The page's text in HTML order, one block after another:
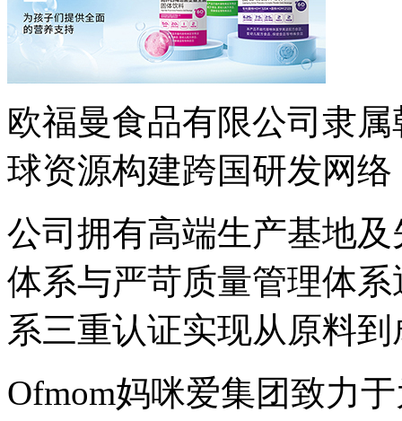
欧福曼食品有限公司隶
球资源构建跨国研发网
公司拥有高端生产基地
体系与严苛质量管理体
系三重认证实现从原料
Ofmom妈咪爱集团致力